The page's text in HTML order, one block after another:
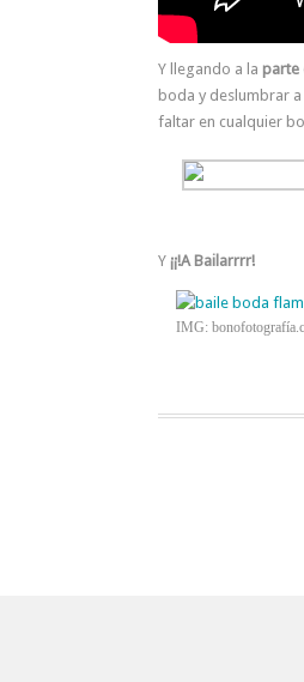
Y llegando a la parte
boda y deslumbrar
faltar en cualquier
Y ¡¡!A Bailarrrr!
IMG: